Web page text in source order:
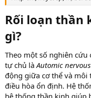
Rối loạn thần
gì?
Theo một số nghiên cứu
tự chủ là Automic
động giữa cơ thể và môi
điều hòa ổn định. Hệ
hệ thống thần kinh giúp